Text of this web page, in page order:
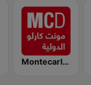
Montecarlo al doualiya (مونت كارلو الدولية)